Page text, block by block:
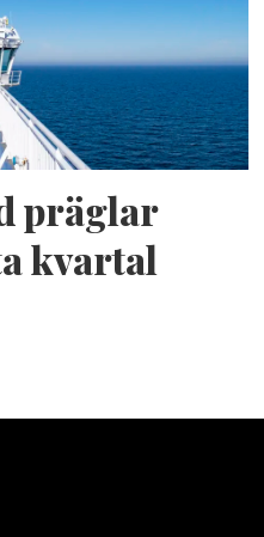
präglar
kvartal